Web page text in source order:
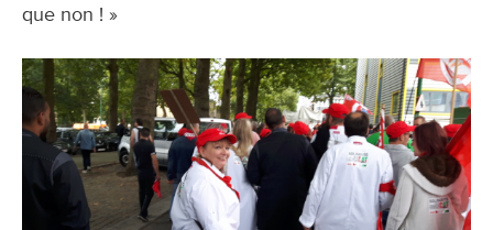
que non ! »